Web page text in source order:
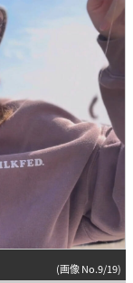
(画像 No.9/19)